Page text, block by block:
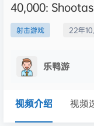
40,000:
射击游戏 22年
乐鸭游
视频介绍 视频